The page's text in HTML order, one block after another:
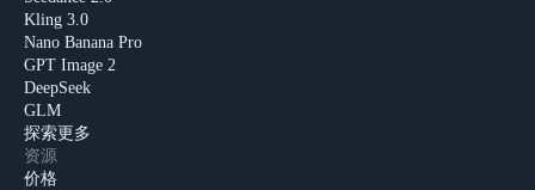
Kling 3.0
Nano Banana Pro
GPT Image 2
DeepSeek
GLM
探索更多
资源
价格